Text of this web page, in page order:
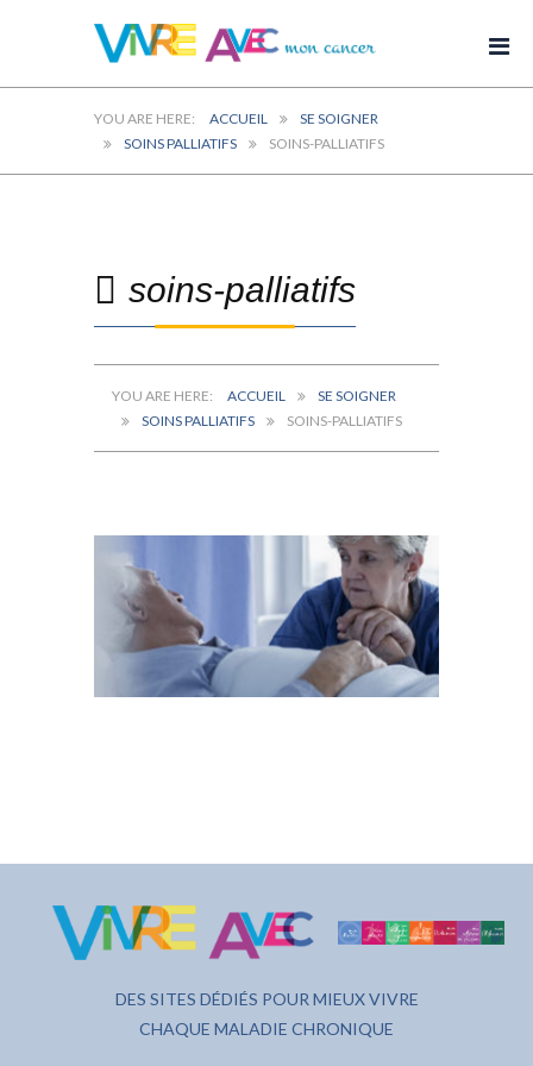
ACCUEIL
SE SOIGNER
SOINS PALLIATIFS
SOINS-PALLIATIFS
soins-palliatifs
ACCUEIL
SE SOIGNER
SOINS PALLIATIFS
SOINS-PALLIATIFS
DES SITES DÉDIÉS POUR MIEUX VIVRE
CHAQUE MALADIE CHRONIQUE